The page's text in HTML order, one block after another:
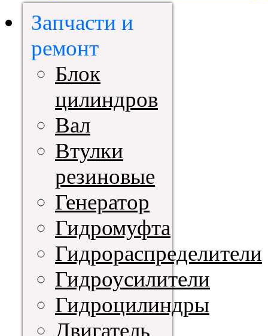
Запчасти и
ремонт
Блок
цилиндров
Вал
Втулки
резиновые
Генератор
Гидромуфта
Гидрораспределители
Гидроусилители
Гидроцилиндры
Двигатель